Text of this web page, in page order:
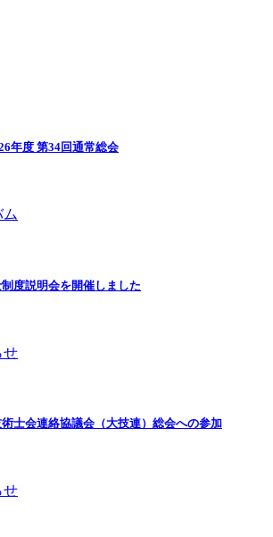
年度 第34回通常総会
度説明会を開催しました
せ
士会連絡協議会（大技連）総会への参加
せ